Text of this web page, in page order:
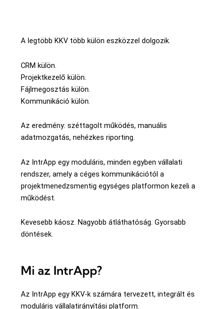
A legtöbb KKV több külön eszközzel dolgozik.
CRM külön.
Projektkezelő külön.
Fájlmegosztás külön.
Kommunikáció külön.
Az eredmény: széttagolt működés, manuális
adatmozgatás, nehézkes riporting.
Az IntrApp egy moduláris, minden egyben vállalati
rendszer, amely a céges kommunikációtól a
projektmenedzsmentig egységes platformon kezeli a
működést.
Kevesebb káosz. Nagyobb átláthatóság. Gyorsabb
döntések.
Mi az IntrApp?
Az IntrApp egy KKV-k számára tervezett, integrált és
moduláris vállalatirányítási platform.